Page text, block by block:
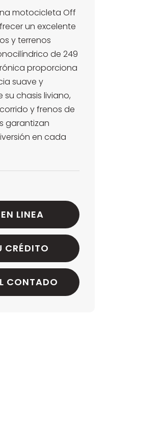
motocicleta Off
un excelente
y terrenos
de 249
proporciona
suave y
chasis liviano,
y frenos de
garantizan
en cada
LINEA
CRÉDITO
CONTADO